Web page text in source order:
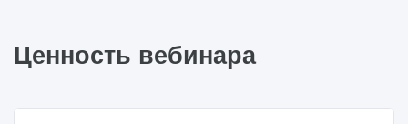
Ценность вебинара